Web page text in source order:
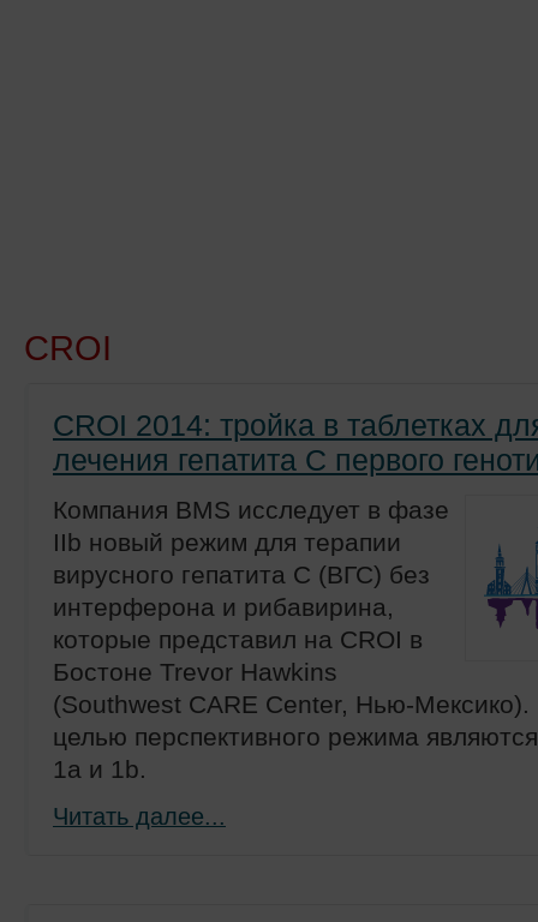
CROI
CROI 2014: тройка в таблетках
лечения гепатита С первого
Компания BMS исследует в фазе
IIb новый режим для терапии
вирусного гепатита С (ВГС) без
интерферона и рибавирина,
которые представил на CROI в
Бостоне Trevor Hawkins
(Southwest CARE Center, Нью-
целью перспективного режима
1а и 1b.
Читать далее...